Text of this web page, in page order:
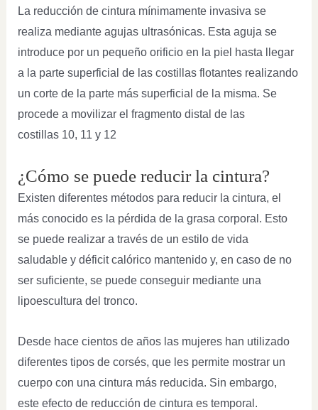
La reducción de cintura mínimamente invasiva se
realiza mediante agujas ultrasónicas. Esta aguja se
introduce por un pequeño orificio en la piel hasta llegar
a la parte superficial de las costillas flotantes realizando
un corte de la parte más superficial de la misma. Se
procede a movilizar el fragmento distal de las
costillas 10, 11 y 12
¿Cómo se puede reducir la cintura?
Existen diferentes métodos para reducir la cintura, el
más conocido es la pérdida de la grasa corporal. Esto
se puede realizar a través de un estilo de vida
saludable y déficit calórico mantenido y, en caso de no
ser suficiente, se puede conseguir mediante una
lipoescultura del tronco.
Desde hace cientos de años las mujeres han utilizado
diferentes tipos de corsés, que les permite mostrar un
cuerpo con una cintura más reducida. Sin embargo,
este efecto de reducción de cintura es temporal.